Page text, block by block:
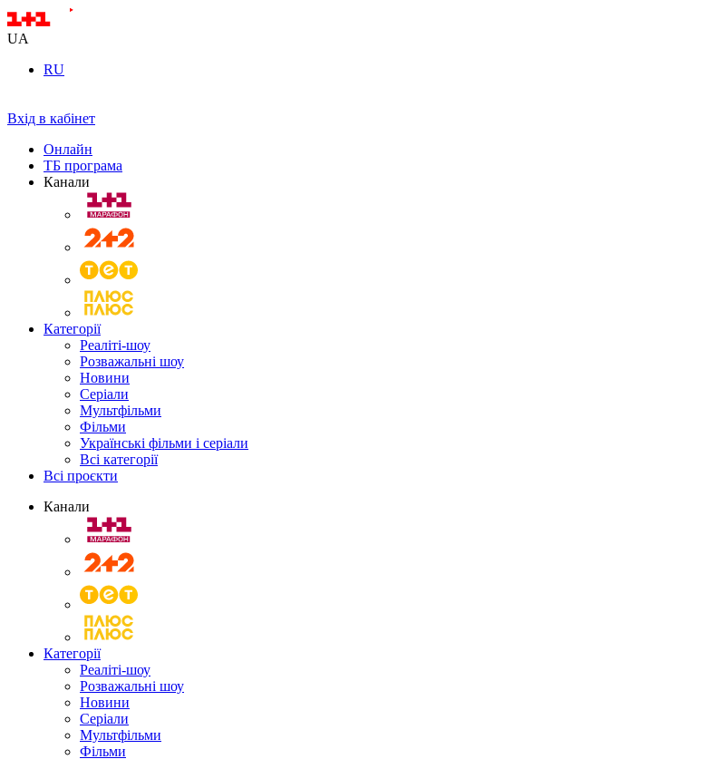
UA
RU
Вхід в кабінет
Онлайн
ТБ програма
Канали
Категорії
Реаліті-шоу
Розважальні шоу
Новини
Серіали
Мультфільми
Фільми
Українські фільми і серіали
Всі категорії
Всі проєкти
Канали
Категорії
Реаліті-шоу
Розважальні шоу
Новини
Серіали
Мультфільми
Фільми